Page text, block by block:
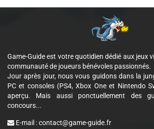
Game-Guide est votre quotidien dédié aux jeux
communauté de joueurs bénévoles passionnés.
Jour après jour, nous vous guidons dans la
PC et consoles (PS4, Xbox One et Nintendo
aperçu. Mais aussi ponctuellement des
concours...
E-mail :contact@game-guide.fr